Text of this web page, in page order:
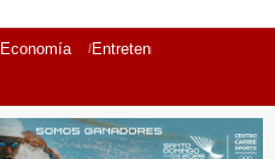
Economía Entretenimiento